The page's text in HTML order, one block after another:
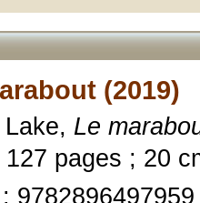
(2019)
Le
127 pages ; 20
9782896497959